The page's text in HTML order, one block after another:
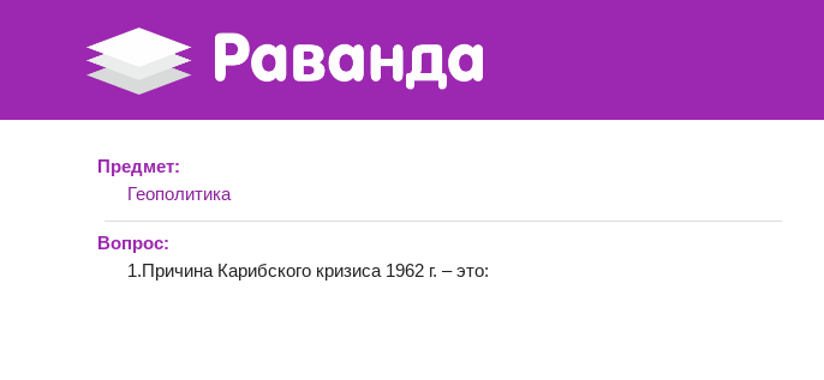
Предмет:
Геополитика
Вопрос:
1.Причина Карибского кризиса 1962 г. – это: